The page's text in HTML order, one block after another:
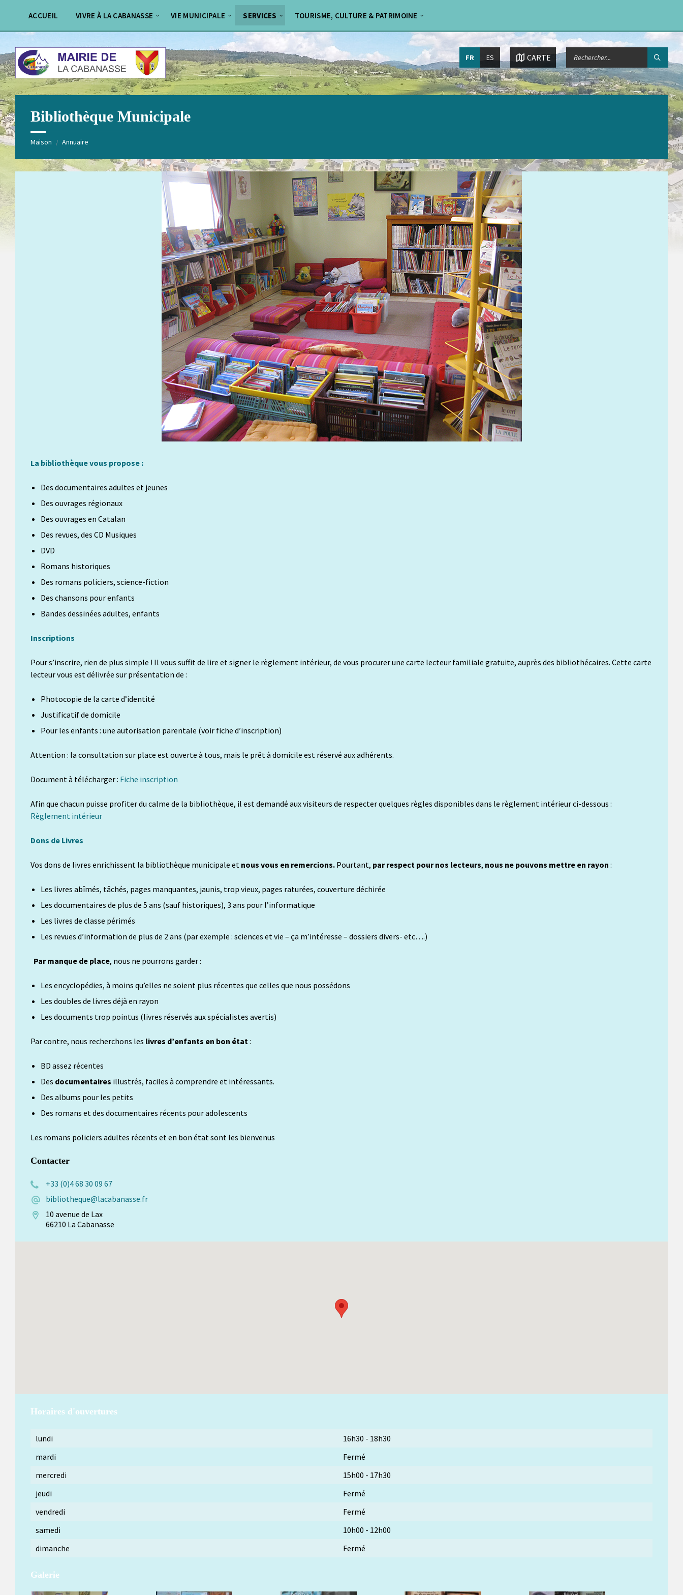
de
ACCUEIL VIVRE À LA CABANASSE VIE MUNICIPALE SERVICES TOURISME, CULTURE & PATRIMOINE
Choisissez
langue:
FR ES CARTE
CHERCHER:
Bibliothèque Municipale
Maison / Annuaire
La bibliothèque vous propose :
Des documentaires adultes et jeunes
Des ouvrages régionaux
Des ouvrages en Catalan
Des revues, des CD Musiques
DVD
Romans historiques
Des romans policiers, science-fiction
Des chansons pour enfants
Bandes dessinées adultes, enfants
Inscriptions
Pour s’inscrire, rien de plus simple ! Il vous suffit de lire et signer le règlement intérieur, de vous procurer une carte lecteur familiale gratuite, auprès des bibliothécaires. Cette carte
lecteur vous est délivrée sur présentation de :
Photocopie de la carte d’identité
Justificatif de domicile
Pour les enfants : une autorisation parentale (voir fiche d’inscription)
Attention : la consultation sur place est ouverte à tous, mais le prêt à domicile est réservé aux adhérents.
Document à télécharger : Fiche inscription
Afin que chacun puisse profiter du calme de la bibliothèque, il est demandé aux visiteurs de respecter quelques règles disponibles dans le règlement intérieur ci-dessous :
Règlement intérieur
Dons de Livres
Vos dons de livres enrichissent la bibliothèque municipale et nous vous en remercions. Pourtant, par respect pour nos lecteurs, nous ne pouvons mettre en rayon :
Les livres abîmés, tâchés, pages manquantes, jaunis, trop vieux, pages raturées, couverture déchirée
Les documentaires de plus de 5 ans (sauf historiques), 3 ans pour l’informatique
Les livres de classe périmés
Les revues d’information de plus de 2 ans (par exemple : sciences et vie – ça m’intéresse – dossiers divers- etc….)
Par manque de place, nous ne pourrons garder :
Les encyclopédies, à moins qu’elles ne soient plus récentes que celles que nous possédons
Les doubles de livres déjà en rayon
Les documents trop pointus (livres réservés aux spécialistes avertis)
Par contre, nous recherchons les livres d’enfants en bon état :
BD assez récentes
Des documentaires illustrés, faciles à comprendre et intéressants.
Des albums pour les petits
Des romans et des documentaires récents pour adolescents
Les romans policiers adultes récents et en bon état sont les bienvenus
Contacter
+33 (0)4 68 30 09 67
bibliotheque@lacabanasse.fr
10 avenue de Lax
66210 La Cabanasse
Horaires d'ouvertures
lundi 16h30 - 18h30
mardi
Fermé
mercredi
15h00 - 17h30
jeudi
Fermé
vendredi
Fermé
samedi
10h00 - 12h00
dimanche
Fermé
Galerie